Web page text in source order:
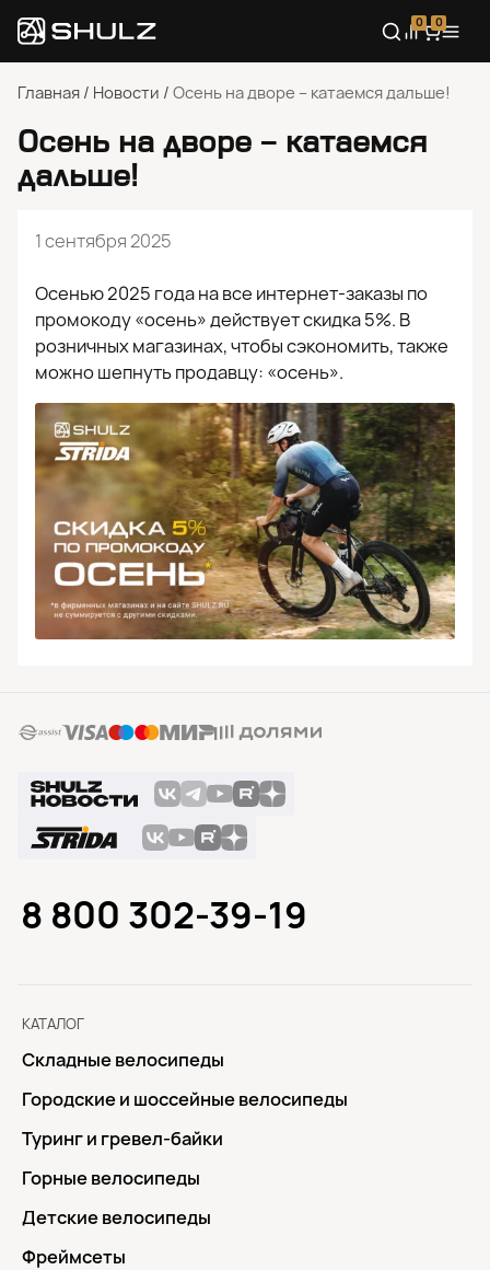
0 0
Главная / Новости / Осень на дворе – катаемся дальше!
Осень на дворе – катаемся
дальше!
1 сентября 2025
Осенью 2025 года на все интернет-заказы по
промокоду «осень» действует скидка 5%. В
розничных магазинах, чтобы сэкономить, также
можно шепнуть продавцу: «осень».
КАТАЛОГ
Складные велосипеды
Городские и шоссейные велосипеды
Туринг и гревел-байки
Горные велосипеды
Детские велосипеды
Фреймсеты
8 800 302-39-19